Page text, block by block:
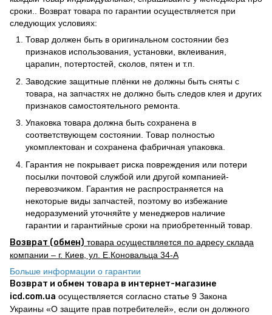
сроки.. Возврат товара по гарантии осуществляется при
следующих условиях:
Товар должен быть в оригинальном состоянии без
признаков использования, установки, вклеивания,
царапин, потертостей, сколов, пятен и т.п.
Заводские защитные плёнки не должны быть сняты с
товара, на запчастях не должно быть следов клея и других
признаков самостоятельного ремонта.
Упаковка товара должна быть сохранена в
соответствующем состоянии. Товар полностью
укомплектован и сохранена фабричная упаковка.
Гарантия не покрывает риска повреждения или потери
посылки почтовой службой или другой компанией-
перевозчиком. Гарантия не распространяется на
некоторые виды запчастей, поэтому во избежание
недоразумений уточняйте у менеджеров наличие
гарантии и гарантийные сроки на приобретенный товар.
Возврат (обмен) товара осуществляется по адресу склада
компании – г. Киев, ул. Е.Коновальца 34-А
Больше информации о гарантии
Возврат и обмен товара в интернет-магазине
icd.com.ua осуществляется согласно статье 9 Закона
Украины «О защите прав потребителей», если он должного